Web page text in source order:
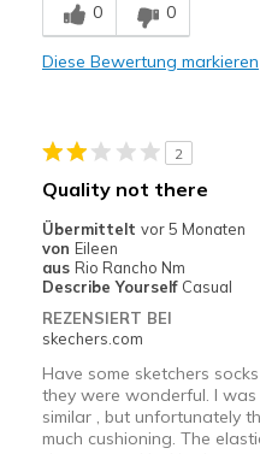
Comfortable
Geeignete Verwendung
Going Out
View On Shoes
0 0
Diese Bewertung markieren
2
Quality not there
Übermittelt vor 5 Monaten
von Eileen
aus Rio Rancho Nm
Describe Yourself Casual
REZENSIERT BEI
skechers.com
Have some sketchers
they were wonderful. I
similar , but unfortunately
much cushioning. The